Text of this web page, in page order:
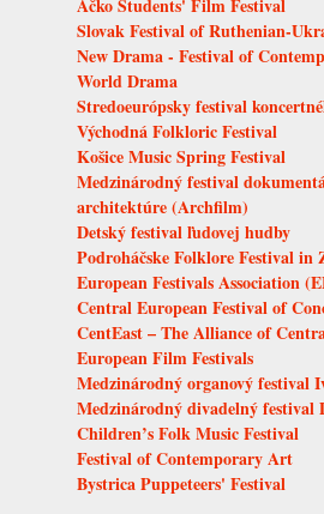
Áčko Students' Film Festival
Slovak Festival of Ruthenian-
New Drama - Festival of
World Drama
Stredoeurópsky festival
Východná Folkloric Festival
Košice Music Spring Festival
Medzinárodný festival
architektúre (Archfilm)
Detský festival ľudovej hudby
Podroháčske Folklore Festival in
European Festivals Association
Central European Festival of
CentEast – The Alliance of
European Film Festivals
Medzinárodný organový festival
Medzinárodný divadelný festival
Children’s Folk Music Festival
Festival of Contemporary Art
Bystrica Puppeteers' Festival